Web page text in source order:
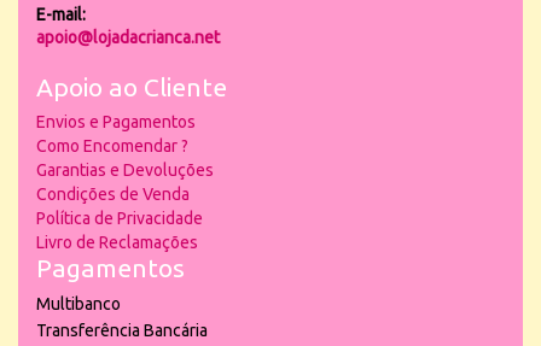
E-mail:
apoio@lojadacrianca.net
Apoio ao Cliente
Envios e Pagamentos
Como Encomendar ?
Garantias e Devoluções
Condições de Venda
Política de Privacidade
Livro de Reclamações
Pagamentos
Multibanco
Transferência Bancária